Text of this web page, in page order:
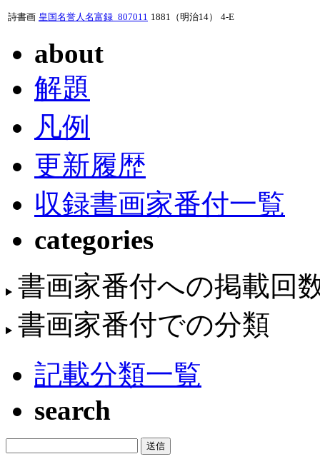
詩書画 皇国名誉人名富録_807011 1881（明治14） 4-E
about
解題
凡例
更新履歴
収録書画家番付一覧
categories
書画家番付への掲載回
書画家番付での分類
記載分類一覧
search